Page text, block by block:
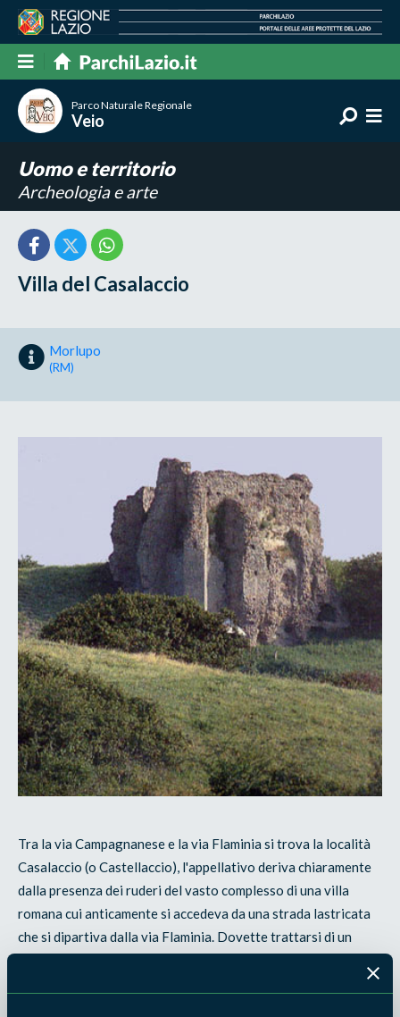
Parco Naturale Regionale
Veio
Uomo e territorio
Archeologia e arte
Villa del Casalaccio
Morlupo
(RM)
Tra la via Campagnanese e la via Flaminia si trova la località
Casalaccio (o Castellaccio), l'appellativo deriva chiaramente
dalla presenza dei ruderi del vasto complesso di una villa
romana cui anticamente si accedeva da una strada lastricata
che si dipartiva dalla via Flaminia. Dovette trattarsi di un